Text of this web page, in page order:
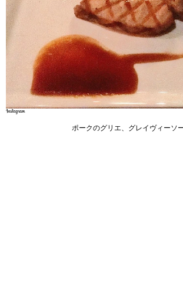
ポークのグリエ、グレイヴィーソ